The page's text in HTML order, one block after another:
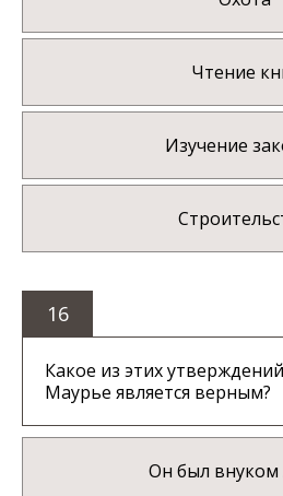
Чтение
Изучение
16
Какое из этих
Маурье является верным?
Он был